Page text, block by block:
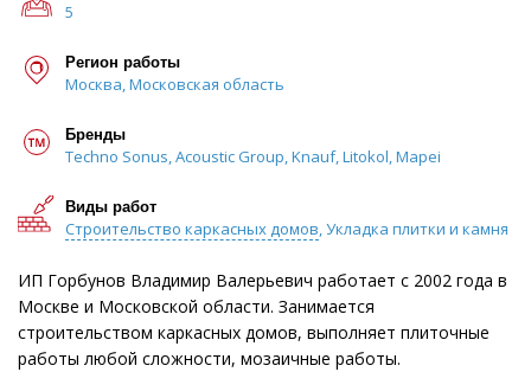
5
Регион работы
Москва, Московская область
Бренды
Techno Sonus, Acoustic Group, Knauf, Litokol, Mapei
Виды работ
Строительство каркасных домов, Укладка плитки и камня
ИП Горбунов Владимир Валерьевич работает с 2002 года в
Москве и Московской области. Занимается
строительством каркасных домов, выполняет плиточные
работы любой сложности, мозаичные работы.